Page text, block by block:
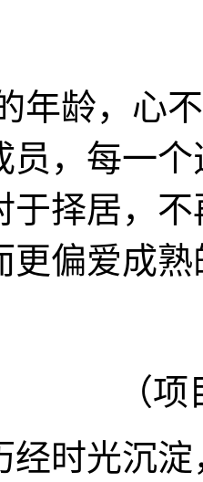
年龄，心
员，每一
于择居，
更偏爱成
（
经时光沉